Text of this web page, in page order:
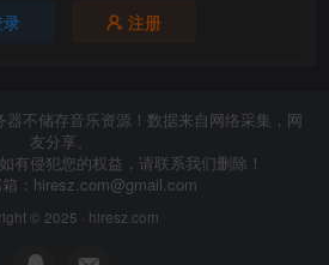
注册
不储存音乐资源！数据来自网络采集，网
友分享。
有侵犯您的权益，请联系我们删除！
： hiresz.com@gmail.com
© 2025 · hiresz.com